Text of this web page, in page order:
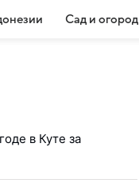
Сад и огород
в Куте за